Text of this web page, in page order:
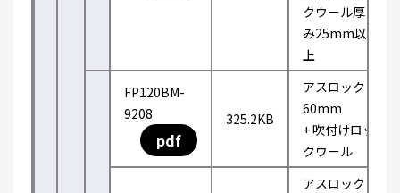
クウール厚
み25mm以
上
FP120BM-
9208
pdf
325.2KB
アスロック
60mm
+ 吹付けロッ
クウール
アスロック